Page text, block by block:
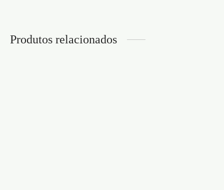
Produtos relacionados